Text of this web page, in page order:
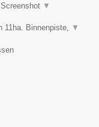
Screenshot ▼
11ha. Binnenpiste, ▼